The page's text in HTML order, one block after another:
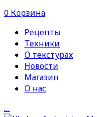
0 Корзина
Рецепты
Техники
О текстурах
Новости
Магазин
О нас
…